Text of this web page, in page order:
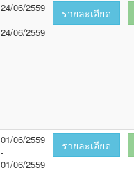
24/06/2559
-
24/06/2559
รายละเอียด
01/06/2559
-
01/06/2559
รายละเอียด